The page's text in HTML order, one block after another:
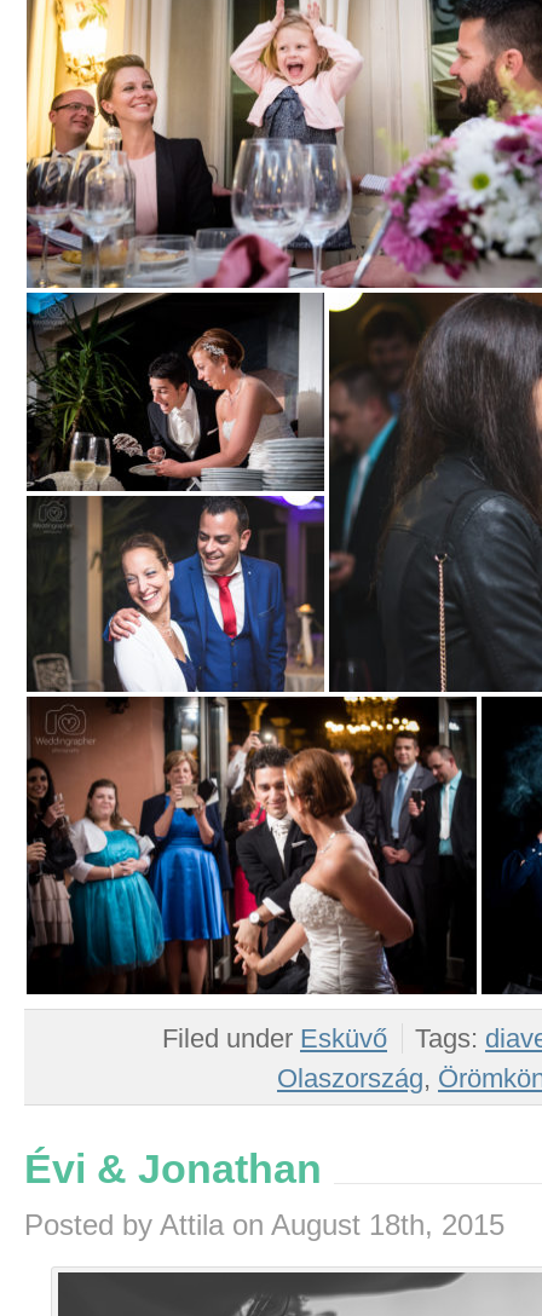
Filed under Esküvő Tags:
Olaszország,
Évi & Jonathan
Posted by Attila on August 18th, 2015